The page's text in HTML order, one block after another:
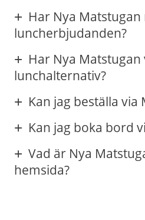
Har Nya Matstugan
luncherbjudanden?
Har Nya
lunchalternativ?
Kan jag beställa via
Kan jag boka bord
Vad är Nya
hemsida?